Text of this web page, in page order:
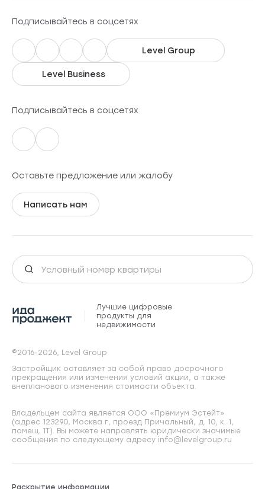
Подписывайтесь в соцсетях
Level Group
Level Business
Подписывайтесь в соцсетях
Оставьте предложение или жалобу
Написать нам
Лучшие цифровые
продукты для
недвижимости
©2016-2026, Level Group
Застройщик оставляет за собой право досрочного
прекращения или изменения условий акции, а также
внепланового изменения стоимости объекта.
Владельцем сайта является ООО «Премиум Эстейт»
(адрес 123290, Москва г, проезд Причальный, д. 10, к. 1,
помещ. 1Т). Вы можете направлять юридически значимые
сообщения по следующему адресу info@levelgroup.ru
Раскрытие информации